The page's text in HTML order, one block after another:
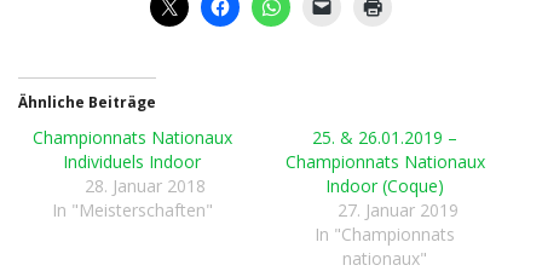
Ähnliche Beiträge
Championnats Nationaux
Individuels Indoor
28. Januar 2018
In "Meisterschaften"
25. & 26.01.2019 –
Championnats Nationaux
Indoor (Coque)
27. Januar 2019
In "Championnats
nationaux"